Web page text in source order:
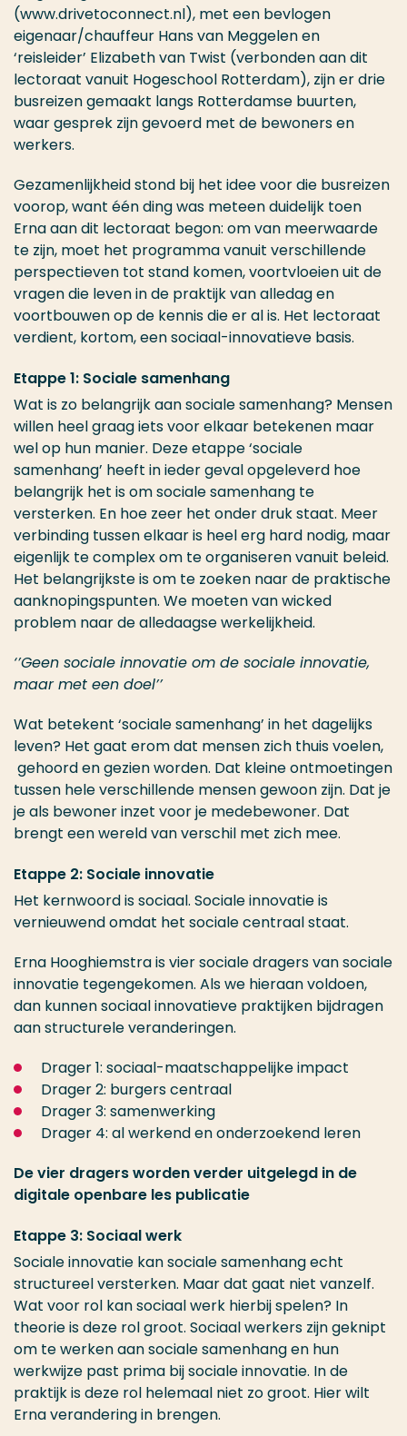
(www.drivetoconnect.nl), met een bevlogen
eigenaar/chauffeur Hans van Meggelen en
‘reisleider’ Elizabeth van Twist (verbonden aan dit
lectoraat vanuit Hogeschool Rotterdam), zijn er drie
busreizen gemaakt langs Rotterdamse buurten,
waar gesprek zijn gevoerd met de bewoners en
werkers.
Gezamenlijkheid stond bij het idee voor die busreizen
voorop, want één ding was meteen duidelijk toen
Erna aan dit lectoraat begon: om van meerwaarde
te zijn, moet het programma vanuit verschillende
perspectieven tot stand komen, voortvloeien uit de
vragen die leven in de praktijk van alledag en
voortbouwen op de kennis die er al is. Het lectoraat
verdient, kortom, een sociaal-innovatieve basis.
Etappe 1: Sociale samenhang
Wat is zo belangrijk aan sociale samenhang? Mensen
willen heel graag iets voor elkaar betekenen maar
wel op hun manier. Deze etappe ‘sociale
samenhang’ heeft in ieder geval opgeleverd hoe
belangrijk het is om sociale samenhang te
versterken. En hoe zeer het onder druk staat. Meer
verbinding tussen elkaar is heel erg hard nodig, maar
eigenlijk te complex om te organiseren vanuit beleid.
Het belangrijkste is om te zoeken naar de praktische
aanknopingspunten. We moeten van wicked
problem naar de alledaagse werkelijkheid.
‘’Geen sociale innovatie om de sociale innovatie,
maar met een doel’’
Wat betekent ‘sociale samenhang’ in het dagelijks
leven? Het gaat erom dat mensen zich thuis voelen,
gehoord en gezien worden. Dat kleine ontmoetingen
tussen hele verschillende mensen gewoon zijn. Dat je
je als bewoner inzet voor je medebewoner. Dat
brengt een wereld van verschil met zich mee.
Etappe 2: Sociale innovatie
Het kernwoord is sociaal. Sociale innovatie is
vernieuwend omdat het sociale centraal staat.
Erna Hooghiemstra is vier sociale dragers van sociale
innovatie tegengekomen. Als we hieraan voldoen,
dan kunnen sociaal innovatieve praktijken bijdragen
aan structurele veranderingen.
Drager 1: sociaal-maatschappelijke impact
Drager 2: burgers centraal
Drager 3: samenwerking
Drager 4: al werkend en onderzoekend leren
De vier dragers worden verder uitgelegd in de
digitale openbare les publicatie
Etappe 3: Sociaal werk
Sociale innovatie kan sociale samenhang echt
structureel versterken. Maar dat gaat niet vanzelf.
Wat voor rol kan sociaal werk hierbij spelen? In
theorie is deze rol groot. Sociaal werkers zijn geknipt
om te werken aan sociale samenhang en hun
werkwijze past prima bij sociale innovatie. In de
praktijk is deze rol helemaal niet zo groot. Hier wilt
Erna verandering in brengen.